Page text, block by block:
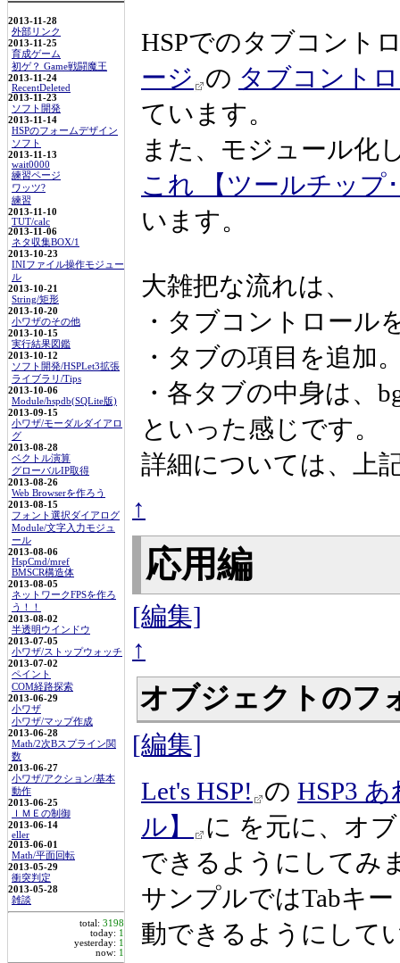
2013-11-28
外部リンク
2013-11-25
育成ゲーム
初ゲ？ Game戦闘魔王
2013-11-24
RecentDeleted
2013-11-23
ソフト開発
2013-11-14
HSPのフォームデザイン
ソフト
2013-11-13
wait0000
練習ページ
ワッツ?
練習
2013-11-10
TUT/calc
2013-11-06
ネタ収集BOX/1
2013-10-23
INIファイル操作モジュー
ル
2013-10-21
String/矩形
2013-10-20
小ワザのその他
2013-10-15
実行結果図鑑
2013-10-12
ソフト開発/HSPLet3拡張
ライブラリ/Tips
2013-10-06
Module/hspdb(SQLite版)
2013-09-15
小ワザ/モーダルダイアロ
グ
2013-08-28
ベクトル演算
グローバルIP取得
2013-08-26
Web Browserを作ろう
2013-08-15
フォント選択ダイアログ
Module/文字入力モジュ
ール
2013-08-06
HspCmd/mref
BMSCR構造体
2013-08-05
ネットワークFPSを作ろ
う！！
2013-08-02
半透明ウインドウ
2013-07-05
小ワザ/ストップウォッチ
2013-07-02
ペイント
COM経路探索
2013-06-29
小ワザ
小ワザ/マップ作成
2013-06-28
Math/2次Bスプライン関
数
2013-06-27
小ワザ/アクション/基本
動作
2013-06-25
ＩＭＥの制御
2013-06-14
eller
2013-06-01
Math/平面回転
2013-05-29
衝突判定
2013-05-28
雑談
total: 3198
today: 1
yesterday: 1
now: 1
HSPでのタブコント
ージ の タブコント
ています。
また、モジュール化
これ 【ツールチップ
います。
大雑把な流れは、
・タブコントロール
・タブの項目を追加
・各タブの中身は、
といった感じです。
詳細については、上
↑
応用編
[編集]
↑
オブジェクトのフ
[編集]
Let's HSP! の HSP3
ル】
に を元に、オ
できるようにしてみ
サンプルではTabキ
動できるようにして